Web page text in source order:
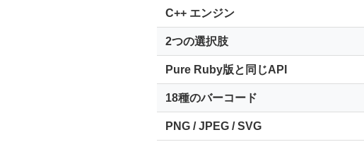
C++ エンジン
2つの選択肢
Pure Ruby版と同じAPI
18種のバーコード
PNG / JPEG / SVG